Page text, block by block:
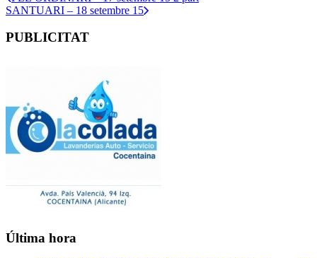
SANTUARI – 18 setembre 15
PUBLICITAT
Última hora